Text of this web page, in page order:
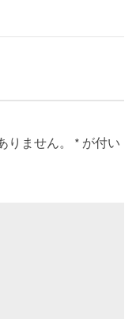
ません。 * が付い